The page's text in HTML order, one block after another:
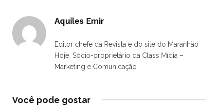
Aquiles Emir
Editor chefe da Revista e do site do Maranhão
Hoje. Sócio-proprietário da Class Mídia –
Marketing e Comunicação
Você pode gostar